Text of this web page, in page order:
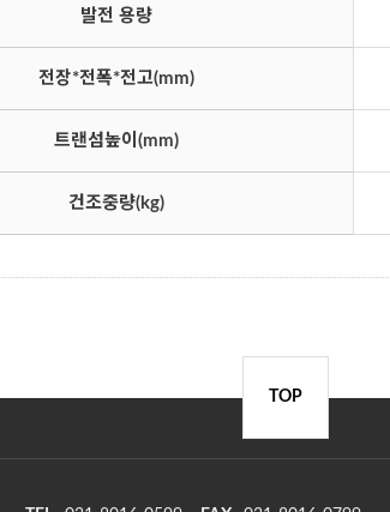
발전 용량
전장*전폭*전고(mm)
트랜섬높이(mm)
건조중량(kg)
TOP